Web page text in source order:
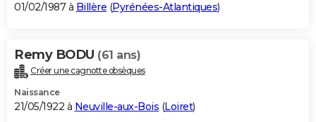
01/02/1987 à Billère (Pyrénées-Atlantiques)
Remy BODU (61 ans)
Créer une cagnotte obsèques
Naissance
21/05/1922 à Neuville-aux-Bois (Loiret)